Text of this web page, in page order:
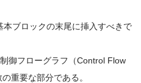
ブロックの末尾に挿入すべきで
御フローグラフ（Control Flow
重要な部分である。